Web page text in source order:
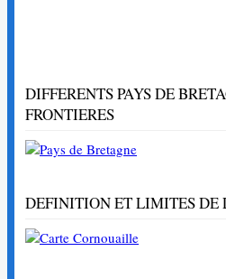
DIFFERENTS PAYS DE
FRONTIERES
DEFINITION ET LIMITES DE